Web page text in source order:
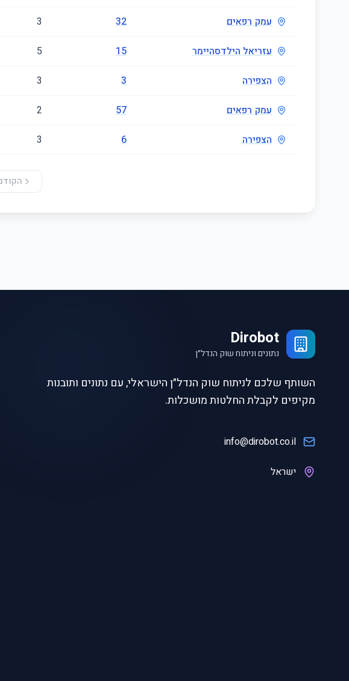
עמק רפאים 32
3
עזריאל הילדסהיימר 15
5
הצפירה 3
3
עמק רפאים 57
2
הצפירה 6
3
Dirobot
נתונים וניתוח שוק הנדל״ן
השותף שלכם לניתוח שוק הנדל״ן הישראלי, עם נתונים ותובנות
מקיפים לקבלת החלטות מושכלות.
info@dirobot.co.il
ישראל